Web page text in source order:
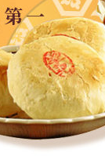
一